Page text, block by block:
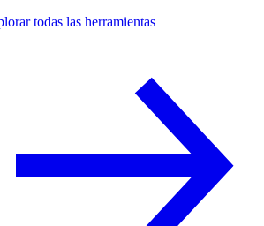
todas las herramientas